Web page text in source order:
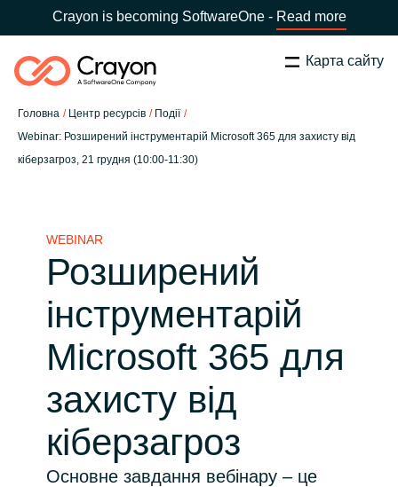
Crayon is becoming SoftwareOne - Read more
Карта сайту
Головна Центр ресурсів
Події
Webinar: Розширений інструментарій Microsoft 365 для захисту від
кіберзагроз, 21 грудня (10:00-11:30)
Africa
Australia
Bulgaria
Czechia
Пошук Закрити
Наша експертиза
Центр ресурсів
Партнерство (дистрибуція)
Кампанії
Про нас
WEBINAR
Розширений
інструментарій
Microsoft 365 для
захисту від
кіберзагроз
Основне завдання вебінару – це